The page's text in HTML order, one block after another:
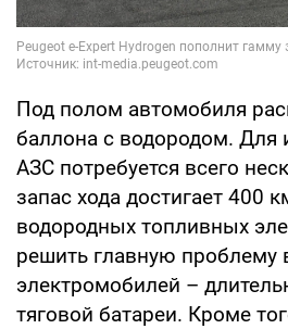
Под полом автомобиля
баллона с водородом. Для
АЗС потребуется всего
запас хода достигает 400
водородных топливных
решить главную проблему
электромобилей –
тяговой батареи. Кроме